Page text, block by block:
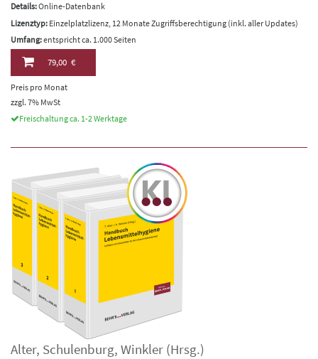
Details:Online-Datenbank
Lizenztyp: Einzelplatzlizenz, 12 Monate Zugriffsberechtigung (inkl. aller Updates)
Umfang:entspricht ca. 1.000 Seiten
79,00 €
Preis pro Monat
zzgl. 7% MwSt
Freischaltung ca. 1-2 Werktage
Alter, Schulenburg, Winkler (Hrsg.)